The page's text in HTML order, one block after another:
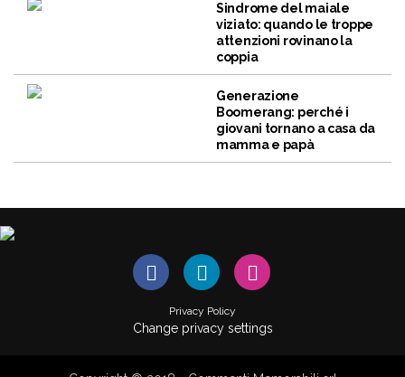
Sindrome del maiale
viziato: quando le troppe
attenzioni rovinano la
coppia
Generazione
Boomerang: perché i
giovani tornano a casa da
mamma e papà
Privacy Policy
Change privacy settings